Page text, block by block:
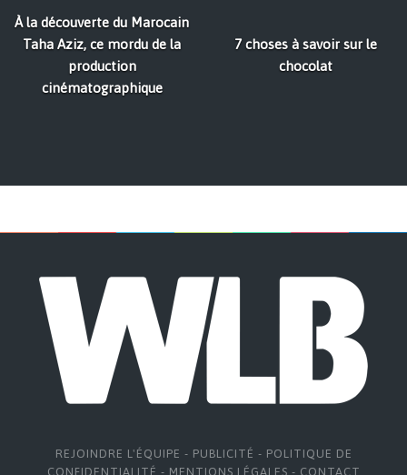
À la découverte du Marocain
Taha Aziz, ce mordu de la
production
cinématographique
7 choses à savoir sur le
chocolat
REJOINDRE L'ÉQUIPE - PUBLICITÉ - POLITIQUE DE
CONFIDENTIALITÉ - MENTIONS LÉGALES - CONTACT